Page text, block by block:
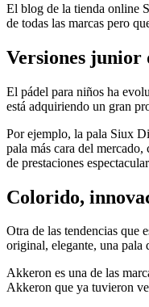
El blog de la tienda online
de todas las marcas pero
Versiones junior
El pádel para niños ha
está adquiriendo un gran
Por ejemplo, la pala Siux
pala más cara del
de prestaciones
Colorido,
Otra de las tendencias que
original, elegante, una pala
Akkeron es una de las
Akkeron que ya tuvieron